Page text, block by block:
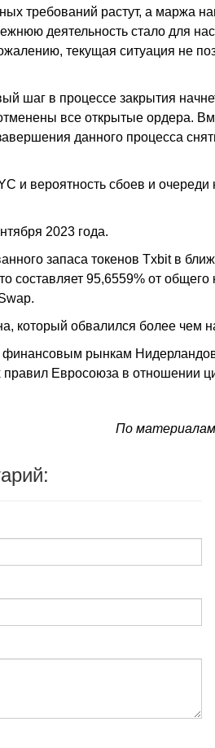
требований растут, а маржа
деятельность стало для
текущая ситуация не
шаг в процессе закрытия
все открытые ордера.
данного процесса
и вероятность сбоев и очереди
2023 года.
запаса токенов Txbit в
составляет 95,6559% от общего
который обвалился более чем
рынкам
Евросоюза в отношении
По материалам